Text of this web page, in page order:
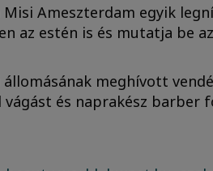
Ameszterdam egyik
az estén is és mutatja be
meghívott
és naprakész barber